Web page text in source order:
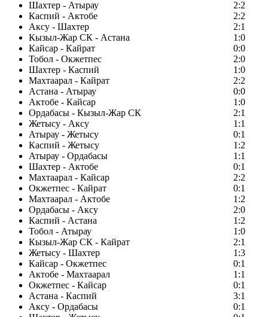
Шахтер - Атырау
2:2
Каспий - Актобе
2:2
Аксу - Шахтер
2:1
Кызыл-Жар СК - Астана
1:0
Кайсар - Кайрат
0:0
Тобол - Окжетпес
2:0
Шахтер - Каспий
1:0
Махтаарал - Кайрат
2:2
Астана - Атырау
0:0
Актобе - Кайсар
1:0
Ордабасы - Кызыл-Жар СК
2:1
Жетысу - Аксу
1:1
Атырау - Жетысу
0:1
Каспий - Жетысу
1:2
Атырау - Ордабасы
1:1
Шахтер - Актобе
0:1
Махтаарал - Кайсар
2:2
Окжетпес - Кайрат
0:1
Махтаарал - Актобе
1:2
Ордабасы - Аксу
2:0
Каспий - Астана
1:2
Тобол - Атырау
1:0
Кызыл-Жар СК - Кайрат
2:1
Жетысу - Шахтер
1:3
Кайсар - Окжетпес
0:1
Актобе - Махтаарал
1:1
Окжетпес - Кайсар
0:1
Астана - Каспий
3:1
Аксу - Ордабасы
0:1